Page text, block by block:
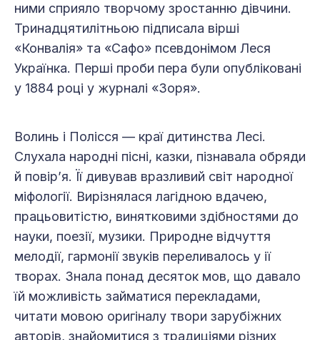
ними сприяло творчому зростанню дівчини.
Тринадцятилітньою підписала вірші
«Конвалія» та «Сафо» псевдонімом Леся
Українка. Перші проби пера були опубліковані
у 1884 році у журналі «Зоря».
Волинь і Полісся — краї дитинства Лесі.
Слухала народні пісні, казки, пізнавала обряди
й повір’я. Її дивував вразливий світ народної
міфології. Вирізнялася лагідною вдачею,
працьовитістю, винятковими здібностями до
науки, поезії, музики. Природне відчуття
мелодії, гармонії звуків переливалось у ії
творах. Знала понад десяток мов, що давало
їй можливість займатися перекладами,
читати мовою оригіналу твори зарубіжних
авторів, знайомитися з традиціями різних